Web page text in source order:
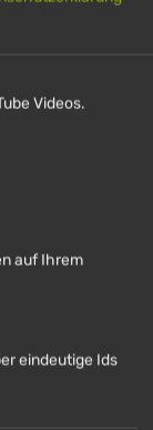
Videos.
auf Ihrem
eindeutige Ids